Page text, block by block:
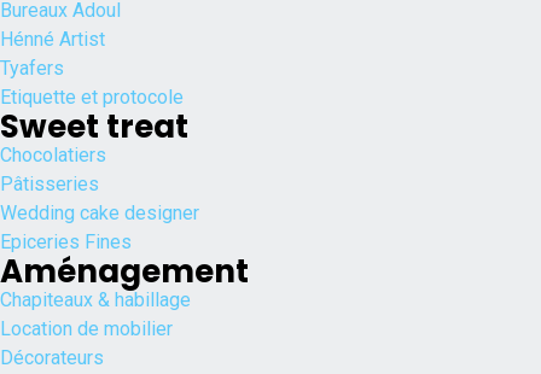
Bureaux Adoul
Hénné Artist
Tyafers
Etiquette et protocole
Sweet treat
Chocolatiers
Pâtisseries
Wedding cake designer
Epiceries Fines
Aménagement
Chapiteaux & habillage
Location de mobilier
Décorateurs